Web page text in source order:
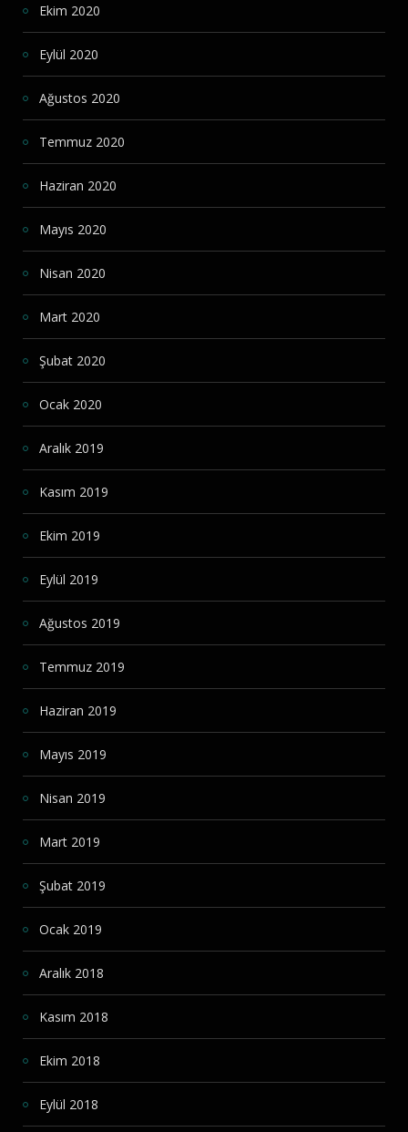
Ekim 2020
Eylül 2020
Ağustos 2020
Temmuz 2020
Haziran 2020
Mayıs 2020
Nisan 2020
Mart 2020
Şubat 2020
Ocak 2020
Aralık 2019
Kasım 2019
Ekim 2019
Eylül 2019
Ağustos 2019
Temmuz 2019
Haziran 2019
Mayıs 2019
Nisan 2019
Mart 2019
Şubat 2019
Ocak 2019
Aralık 2018
Kasım 2018
Ekim 2018
Eylül 2018